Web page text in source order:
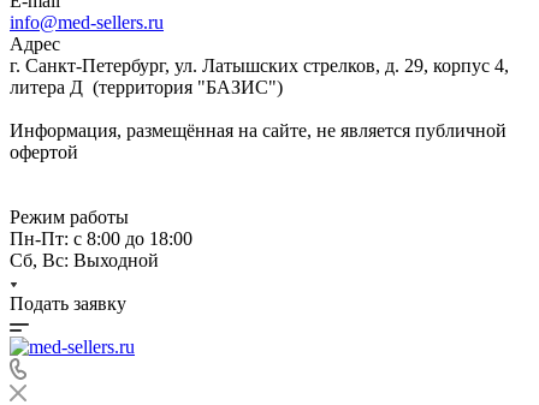
info@med-sellers.ru
Адрес
г. Санкт-Петербург, ул. Латышских стрелков, д. 29, корпус 4,
литера Д (территория "БАЗИС")
Информация, размещённая на сайте, не является публичной
офертой
Режим работы
Пн-Пт: с 8:00 до 18:00
Сб, Вс: Выходной
Подать заявку